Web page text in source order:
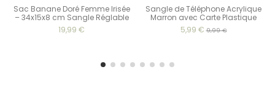
Sac Banane Doré Femme Irisée
– 34x15x8 cm Sangle Réglable
19,99 €
Sangle de Téléphone Acrylique
Marron avec Carte Plastique
5,99 €9,99 €